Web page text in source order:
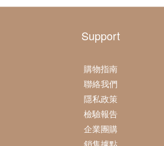
Support
購物指南
聯絡我們
隱私政策
檢驗報告
企業團購